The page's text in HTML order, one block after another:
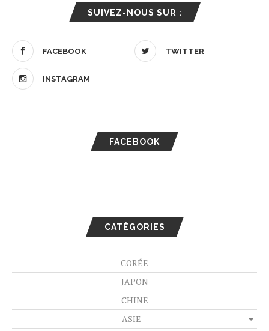
SUIVEZ-NOUS SUR :
FACEBOOK TWITTER
INSTAGRAM
FACEBOOK
CATÉGORIES
CORÉE
JAPON
CHINE
ASIE